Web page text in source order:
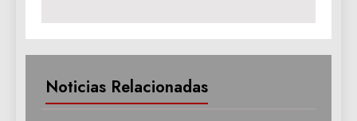
Noticias Relacionadas